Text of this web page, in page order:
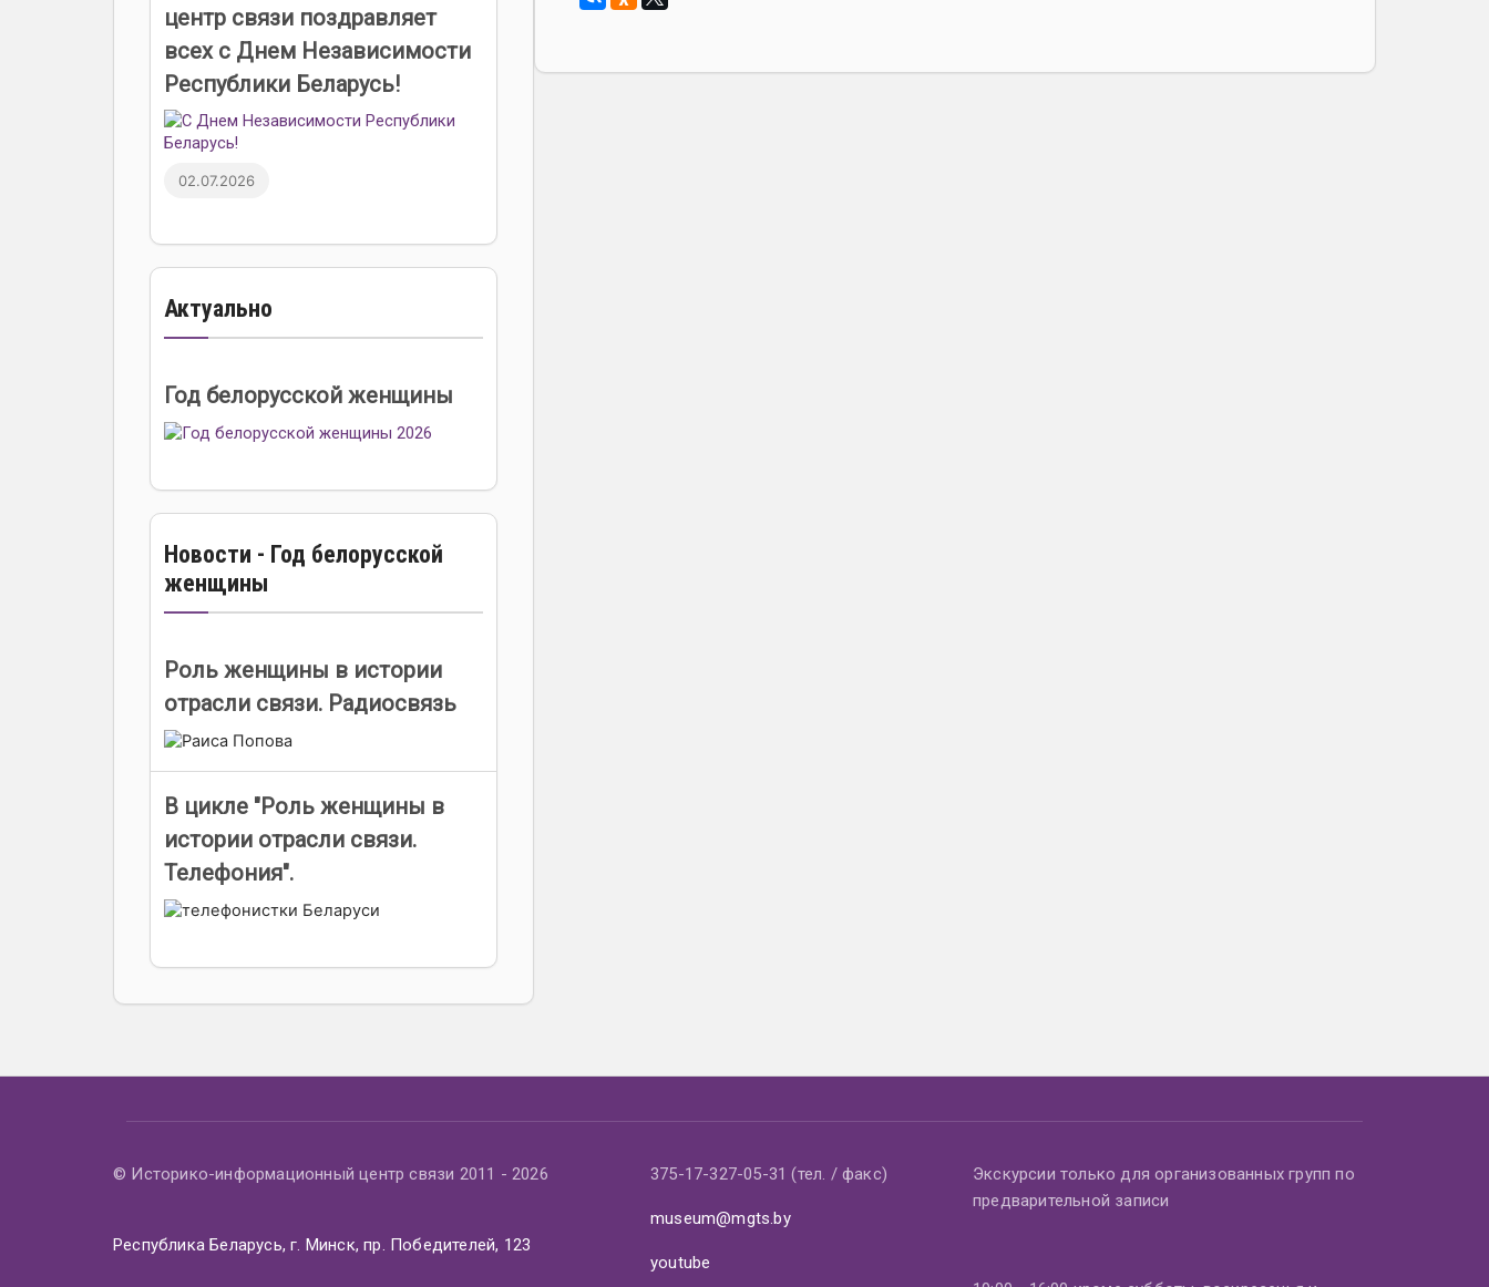
центр связи поздравляет
всех с Днем Независимости
Республики Беларусь!
02.07.2026
Актуально
Год белорусской женщины
Новости - Год белорусской
женщины
Роль женщины в истории
отрасли связи. Радиосвязь
В цикле "Роль женщины в
истории отрасли связи.
Телефония".
© Историко-информационный центр связи 2011 - 2026
Республика Беларусь, г. Минск, пр. Победителей, 123
375-17-327-05-31 (тел. / факс)
museum@mgts.by
youtube
Экскурсии только для организованных групп по
предварительной записи